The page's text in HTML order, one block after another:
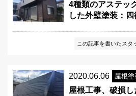
4種類のアステッ
した外壁塗装：
この記事を書いたスタ
2020.06.06 屋根塗
屋根工事、破損